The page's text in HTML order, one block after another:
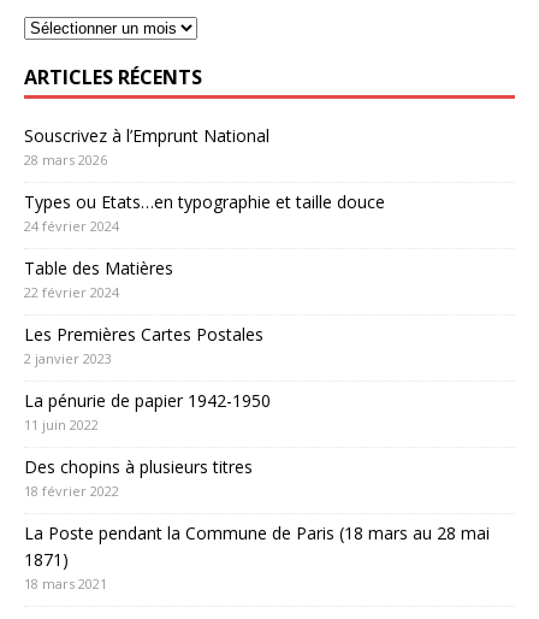
ARTICLES RÉCENTS
Souscrivez à l’Emprunt National
28 mars 2026
Types ou Etats…en typographie et taille douce
24 février 2024
Table des Matières
22 février 2024
Les Premières Cartes Postales
2 janvier 2023
La pénurie de papier 1942-1950
11 juin 2022
Des chopins à plusieurs titres
18 février 2022
La Poste pendant la Commune de Paris (18 mars au 28 mai
1871)
18 mars 2021